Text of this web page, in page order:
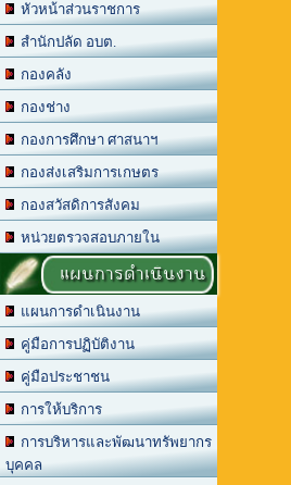
หัวหน้าส่วนราชการ
สำนักปลัด อบต.
กองคลัง
กองช่าง
กองการศึกษา ศาสนาฯ
กองส่งเสริมการเกษตร
กองสวัสดิการสังคม
หน่วยตรวจสอบภายใน
แผนการดำเนินงาน
แผนการดำเนินงาน
คู่มือการปฏิบัติงาน
คู่มือประชาชน
การให้บริการ
การบริหารและพัฒนาทรัพยากร
บุคคล